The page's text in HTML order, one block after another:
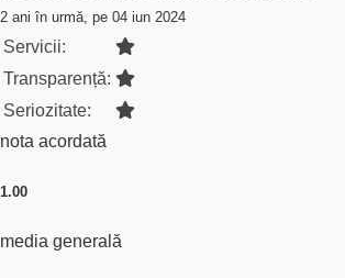
2 ani în urmă, pe 04 iun 2024
Servicii:
Transparență:
Seriozitate:
nota acordată
1.00
media generală